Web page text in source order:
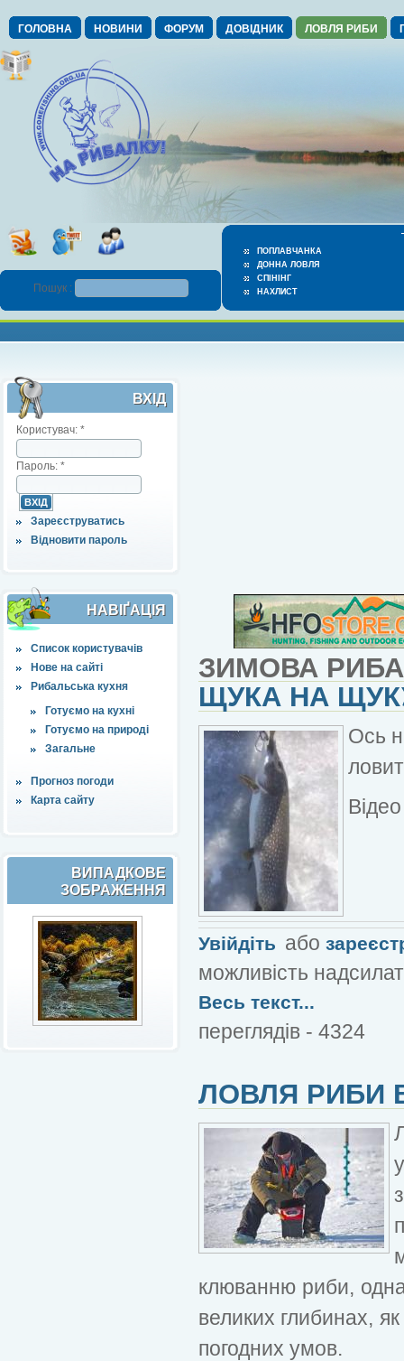
ГОЛОВНА НОВИНИ ФОРУМ ДОВІДНИК ЛОВЛЯ РИБИ
ПОПЛАВЧАНКА
ДОННА ЛОВЛЯ
СПІНІНГ
НАХЛИСТ
Пошук :
ВХІД
Користувач: *
Пароль: *
Зареєструватись
Відновити пароль
НАВІҐАЦІЯ
Список користувачів
Нове на сайті
Рибальська кухня
Готуємо на кухні
Готуємо на природі
Загальне
Прогноз погоди
Карта сайту
ВИПАДКОВЕ
ЗОБРАЖЕННЯ
ЗИМОВА
ЩУКА НА
Ось
Увійдіть або
можливість
Весь текст...
переглядів - 4324
ЛОВЛЯ РИБИ
клюванню риби,
великих глибинах,
погодних умов.